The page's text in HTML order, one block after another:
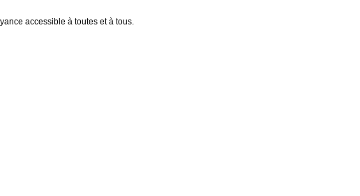
accessible à toutes et à tous.